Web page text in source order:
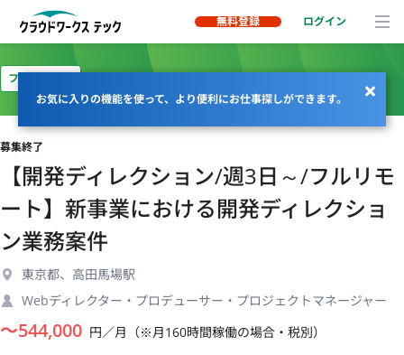
無料登録 ログイン
お気に入りの機能を使って、より便利にお仕事探しができます。
フルリモート
募集終了
【開発ディレクション/週3日～/フルリモ
ート】新事業における開発ディレクショ
ン業務案件
東京都、高田馬場駅
Webディレクター・プロデューサー・プロジェクトマネージャー
〜544,000 円／月（※月160時間稼働の場合・税別）